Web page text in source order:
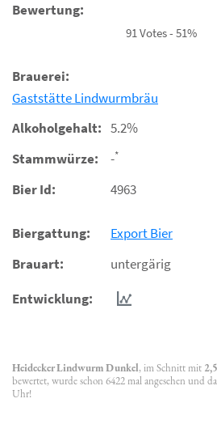
Bewertung:
91 Votes - 51%
Brauerei:
Gaststätte Lindwurmbräu
Alkoholgehalt: 5.2%
Stammwürze:
-*
Bier Id: 4963
Biergattung:
Export Bier
Brauart:
untergärig
Entwicklung:
Heidecker Lindwurm Dunkel, im Schnitt mit
bewertet, wurde schon 6422 mal angesehen und
Uhr!